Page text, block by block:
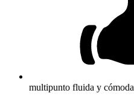
multipunto fluida y cómoda